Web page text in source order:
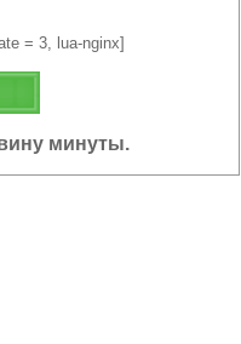
= 3, lua-nginx]
минуты.